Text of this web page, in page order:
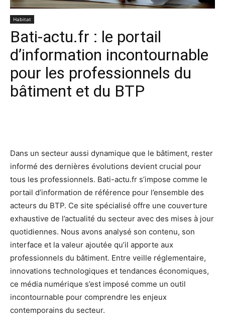
Habitat
Bati-actu.fr : le portail
d’information incontournable
pour les professionnels du
bâtiment et du BTP
Dans un secteur aussi dynamique que le bâtiment, rester
informé des dernières évolutions devient crucial pour
tous les professionnels. Bati-actu.fr s’impose comme le
portail d’information de référence pour l’ensemble des
acteurs du BTP. Ce site spécialisé offre une couverture
exhaustive de l’actualité du secteur avec des mises à jour
quotidiennes. Nous avons analysé son contenu, son
interface et la valeur ajoutée qu’il apporte aux
professionnels du bâtiment. Entre veille réglementaire,
innovations technologiques et tendances économiques,
ce média numérique s’est imposé comme un outil
incontournable pour comprendre les enjeux
contemporains du secteur.